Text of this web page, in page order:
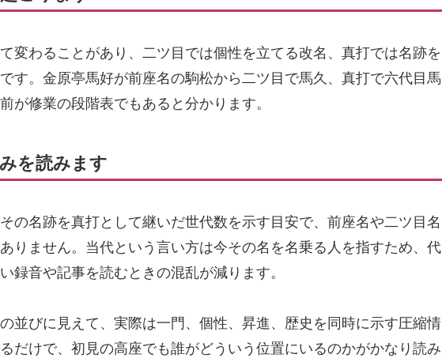
変わることがあり、二ツ目では個性を立てる改名、真打では名跡を
す。金原亭馬好が前座名の駒松から二ツ目で馬久、真打で六代目馬
が修業の段階表でもあると分かります。
を読みます
の名跡を真打として継いだ世代数を示す目安で、前座名や二ツ目名
りません。当代という言い方は今その名を名乗る人を指すため、代
録音や記事を読むときの混乱が減ります。
並びに見えて、実際は一門、個性、昇進、歴史を同時に示す圧縮情
だけで、初見の高座でも誰がどういう位置にいるのかがかなり読み